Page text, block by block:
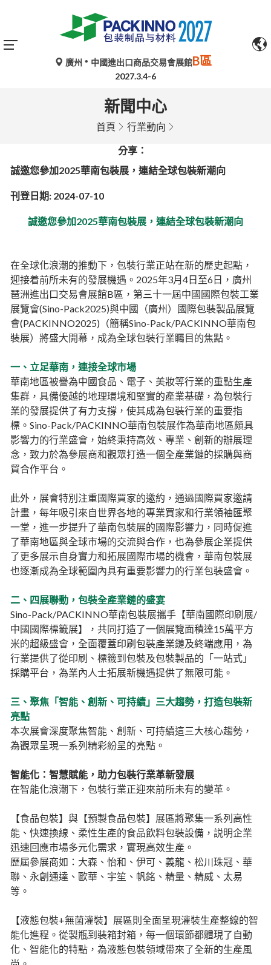
廣州 中國進出口商品交易會展館B區
2027.3.4-6
新聞中心
首頁 行業動向
分享：
誠邀您參加2025華南包裝展，連結全球包裝新潮向
刊登日期: 2024-07-10
誠邀您參加2025華南包裝展，連結全球包裝新潮向
在全球化浪潮的推動下，包裝行業正站在新的歷史起點，
迎接着前所未有的發展機遇。2025年3月4日至6日，廣州
琶洲進出口交易會展館B區，第三十一屆中國國際包裝工業
展覽會(Sino-Pack2025)與中國（廣州）國際包裝製品展覽
會(PACKINNO2025)（簡稱Sino-Pack/PACKINNO華南包
裝展）將盛大開幕，成為全球包裝行業矚目的焦點。
一、立足華南，連接全球市場
華南地區被譽為中國食品、電子、美妝等行業的重點生產
集群，具備優越的地理環境和堅實的產業基礎，為包裝行
業的發展提供了有力支撐，使其成為包裝行業的重要指
標。Sino-Pack/PACKINNO華南包裝展作為華南地區頗具
影響力的行業盛會，始終秉持高效、專業、創新的辦展理
念，致力於為參展商和觀眾打造一個全產業鏈的採購與商
貿合作平台。
此外，展會特別注重國際買家的邀約，通過國際買家邀請
計畫，每年吸引來自世界各地的專業買家和行業領袖匯聚
一堂，進一步提升了華南包裝展的國際影響力，同時促進
了華南地區與全球市場的交流與合作，也為參展企業提供
了更多展示自身實力和拓展國際市場的機會，華南包裝展
也逐漸成為全球範圍內具有重要影響力的行業包裝盛會。
二、四展聯動，包裝全產業鏈的盛宴
Sino-Pack/PACKINNO華南包裝展攜手【華南國際印刷展/
中國國際標籤展】，共同打造了一個展覽面積達15萬平方
米的超級盛會，全面覆蓋印刷包裝產業鏈及終端應用，為
行業提供了從印刷、標籤到包裝及包裝製品的「一站式」
採購平台，為業內人士拓展新機遇提供了無限可能。
三、聚焦「智能、創新、可持續」三大趨勢，打造包裝新
亮點
本次展會深度聚焦智能、創新、可持續這三大核心趨勢，
為觀眾呈現一系列精彩紛呈的亮點。
智能化：智慧賦能，助力包裝行業革新發展
在智能化浪潮下，包裝行業正迎來前所未有的變革。
【食品包裝】與【預製食品包裝】展區將聚集一系列高性
能、快速換線、柔性生產的食品飲料包裝設備，説明企業
迅速回應市場多元化需求，實現高效生產。
歷屆參展商如：大森、怡和、伊可、義龍、松川珠冠、華
聯、永創通達、歐華、宇笙、帆銘、精量、精威、太易
等。
【液態包裝+無菌灌裝】展區則全面呈現灌裝生產整線的智
能化進程。從製瓶到裝箱封箱，每一個環節都體現了自動
化、智能化的特點，為液態包裝領域帶來了全新的生產風